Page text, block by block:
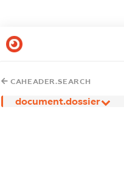
CAHEADER.SEARCH
document.dossier